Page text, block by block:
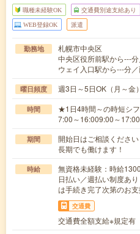
職種未経験OK 交通費別途支給あり
WEB登録OK 派遣
勤務地
札幌市中央区
中央区役所前駅から---
ウェイ入口駅から---分
曜日頻度 週3日～5日OK（月～
時間
★1日4時間～の時短シ
7:00～16:009:00～
期間
開始日はご相談くださ
長期でも働けます！
時給
無資格未経験：時給
日払い／週払い制度あ
は手続き完了次第のお支
交通費
交通費全額支給※規定有